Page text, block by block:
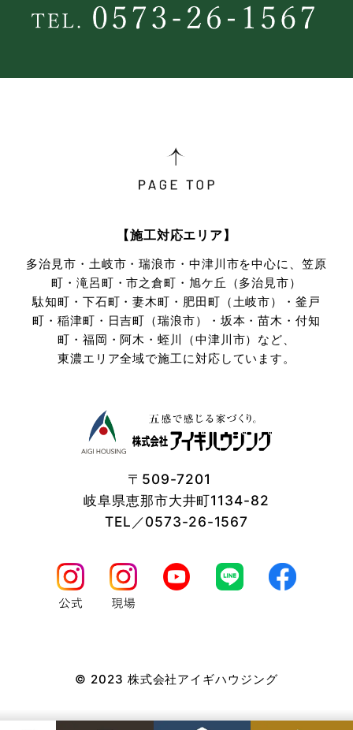
【施工対応エリア】
多治見市・土岐市・瑞浪市・中津川市を中心に、笠原
町・滝呂町・市之倉町・旭ケ丘（多治見市）
駄知町・下石町・妻木町・肥田町（土岐市）・釜戸
町・稲津町・日吉町（瑞浪市）・坂本・苗木・付知
町・ 福岡・阿木・蛭川（中津川市）など、
東濃エリア全域で施工に対応しています。
〒509-7201
岐阜県恵那市大井町1134-82
TEL／0573-26-1567
© 2023 株式会社アイギハウジング